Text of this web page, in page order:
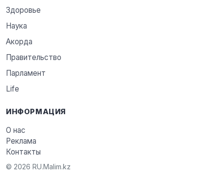
Здоровье
Наука
Акорда
Правительство
Парламент
Life
ИНФОРМАЦИЯ
О нас
Реклама
Контакты
© 2026 RU.Malim.kz